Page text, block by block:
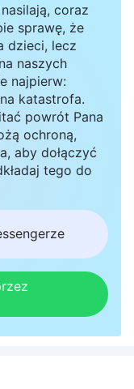
coraz
sprawę, że
dzieci, lecz
naszych
najpierw:
katastrofa.
powrót Pana
ochroną,
aby dołączyć
tego do